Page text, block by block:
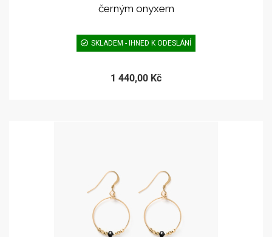
černým onyxem
SKLADEM - IHNED K ODESLÁNÍ
1 440,00 Kč